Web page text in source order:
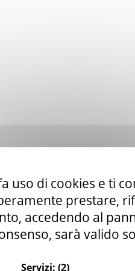
uso di cookies e ti
prestare,
accedendo al
sarà valido
Servizi: (2)